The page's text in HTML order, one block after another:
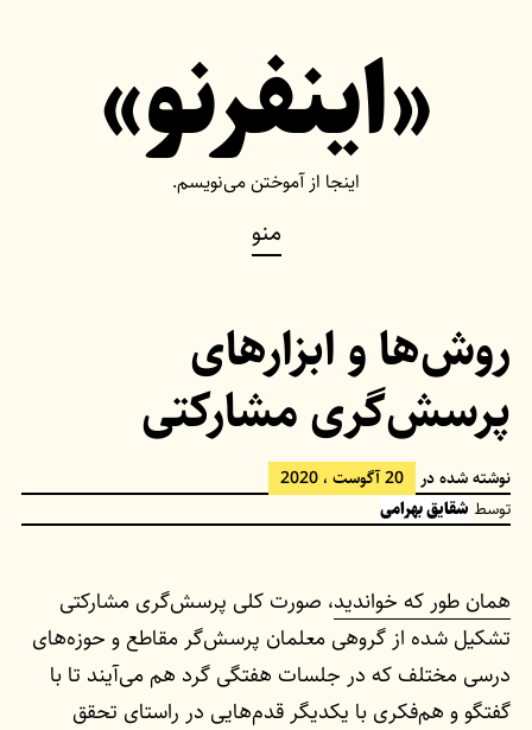
«اینفرنو»
اینجا از آموختن می‌نویسم.
منو
روش‌ها و ابزارهای
پرسش‌گری مشارکتی
نوشته شده در
20 آگوست ، 2020
توسط شقایق بهرامی
همان طور که خواندید، صورت کلی پرسش‌گری مشارکتی
تشکیل شده از گروهی معلمان پرسش‌گر مقاطع و حوزه‌های
درسی مختلف که در جلسات هفتگی گرد هم می‌آیند تا با
گفتگو و هم‌فکری با یکدیگر قدم‌هایی در راستای تحقق